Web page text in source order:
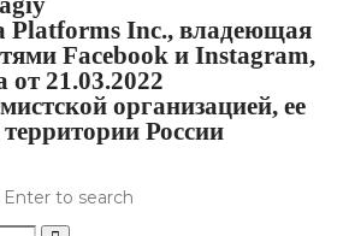
Platforms Inc., владеющая
Facebook и Instagram,
21.03.2022
организацией, ее
России
to search